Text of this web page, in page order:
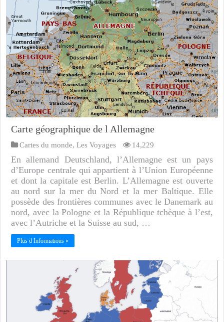
Carte géographique de l Allemagne
Cartes du monde,Les Voyages 14,229
En allemand Deutschland, l’Allemagne est un pays
d’Europe centrale qui appartient à l’Union Européenne
et dont la capitale est Berlin. L’Allemagne est ouverte
au nord sur la mer du Nord et la mer Baltique. Elle
possède des frontières communes avec le Danemark au
nord, avec la Pologne et la République tchèque à l’est,
avec l’Autriche et la Suisse au sud, …
Plus d Informations »